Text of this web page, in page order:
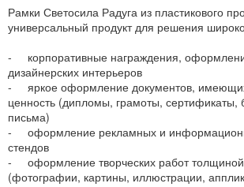
Рамки Светосила Радуга из пластикового
универсальный продукт для решения
- корпоративные награждения,
дизайнерских интерьеров
- яркое оформление документов,
ценность (дипломы, грамоты, сертификаты,
письма)
- оформление рекламных и
стендов
- оформление творческих работ
(фотографии, картины, иллюстрации,